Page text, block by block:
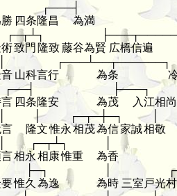
┌───┤
四条隆昌
為満
┌─┬┴┐
致門 隆致藤谷為賢 広橋信遍
┌───┴──┬──────┐
山科言行 為条
┌──┤
├───┐
四条隆安 為茂
入江相尚
│ ┌─┬─┼─┐
隆文惟永 相茂為信家誠相敬
┌─┬┴┐
相永 相康惟重
為香
├─┐
惟久 為逸 為時 三室戸光村